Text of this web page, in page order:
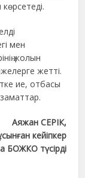
мен
жолын
жетті.
ие, отбасы
Аяжан СЕРІК,
кейіпкер
БОЖКО түсірді